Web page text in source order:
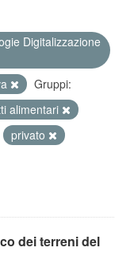
Digitalizzazione
Gruppi:
alimentari
privato
dei terreni del